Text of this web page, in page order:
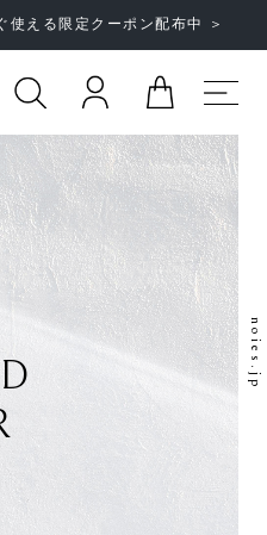
使える限定クーポン配布中 ＞
noies.jp